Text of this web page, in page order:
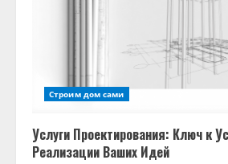
Строим дом сами
Услуги Проектирования: Ключ к
Реализации Ваших Идей